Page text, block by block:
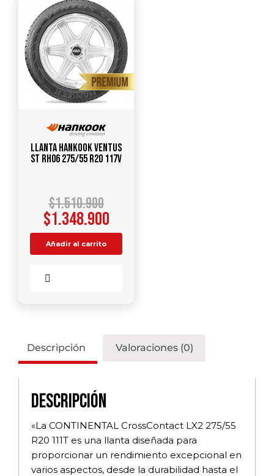
Llanta HANKOOK Ventus
ST RH06 275/55 R20 117V
$1.510.900
$1.348.900
Añadir al carrito
Descripción Valoraciones (0)
Descripción
«La CONTINENTAL CrossContact LX2 275/55
R20 111T es una llanta diseñada para
proporcionar un rendimiento excepcional en
varios aspectos, desde la durabilidad hasta el